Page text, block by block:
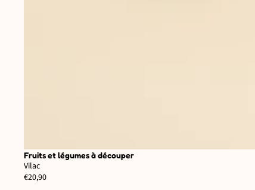
Fruits et légumes à découper
Vilac
€20,90